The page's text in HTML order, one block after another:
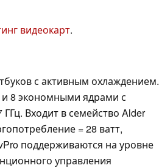
видеокарт.
с активным охлаждением.
8 экономными ядрами с
Входит в семейство Alder
= 28 ватт,
поддерживаются на уровне
управления